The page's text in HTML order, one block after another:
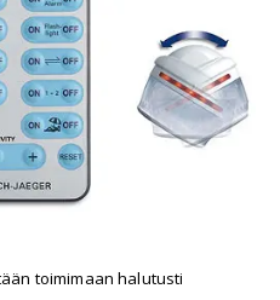
toimimaan halutusti